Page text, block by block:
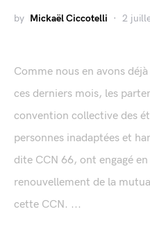
by Mickaël Ciccotelli 2
Comme nous en avons
ces derniers mois, les
convention collective des
personnes inadaptées et
dite CCN 66, ont engagé
renouvellement de la
cette CCN. ...